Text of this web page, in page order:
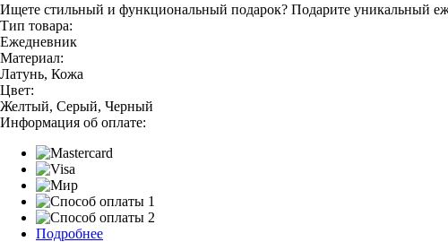
Ищете стильный и функциональный подарок? Подарите уникальный
Тип товара:
Ежедневник
Материал:
Латунь, Кожа
Цвет:
Желтый, Серый, Черный
Информация об оплате:
Подробнее